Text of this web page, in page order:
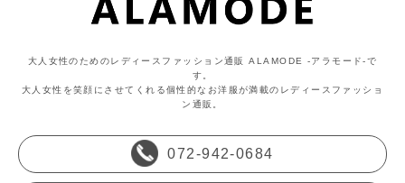
大人女性のためのレディースファッション通販 ALAMODE -アラモード-で
す。
大人女性を笑顔にさせてくれる個性的なお洋服が満載のレディースファッショ
ン通販。
072-942-0684